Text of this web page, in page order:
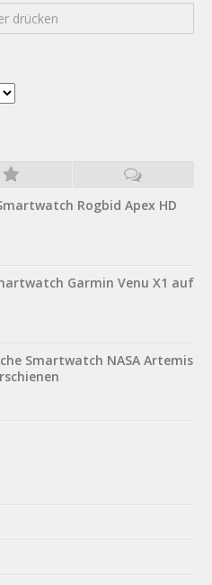
Rogbid Apex HD
Garmin Venu X1 auf
Smartwatch NASA Artemis